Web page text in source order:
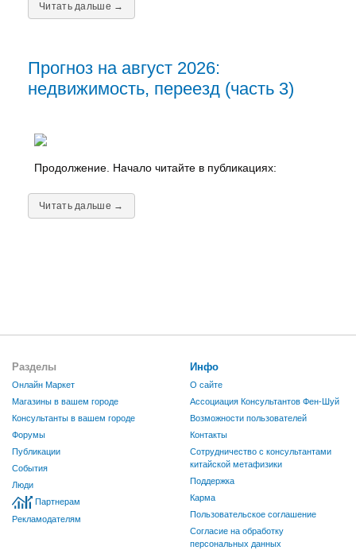
Читать дальше →
Прогноз на август 2026:
недвижимость, переезд (часть 3)
Продолжение. Начало читайте в публикациях:
Читать дальше →
Разделы
Онлайн Маркет
Магазины в вашем городе
Консультанты в вашем городе
Форумы
Публикации
События
Люди
Партнерам
Рекламодателям
Инфо
О сайте
Ассоциация Консультантов Фен-Шуй
Возможности пользователей
Контакты
Сотрудничество с консультантами
китайской метафизики
Поддержка
Карма
Пользовательское соглашение
Согласие на обработку
персональных данных